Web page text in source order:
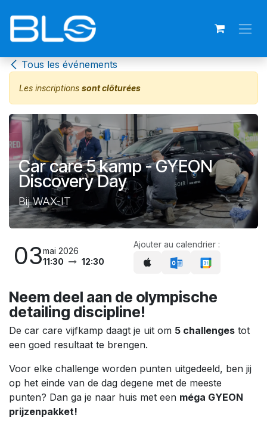
Tous les événements
Les inscriptions sont clôturées
Car care 5 kamp - GYEON
Discovery Day
Bij WAX-IT
03mai 2026
11:30
12:30
Ajouter au calendrier :
Neem deel aan de olympische
detailing discipline!
De car care vijfkamp daagt je uit om 5 challenges tot
een goed resultaat te brengen.
Voor elke challenge worden punten uitgedeeld, ben jij
op het einde van de dag degene met de meeste
punten? Dan ga je naar huis met een méga GYEON
prijzenpakket!